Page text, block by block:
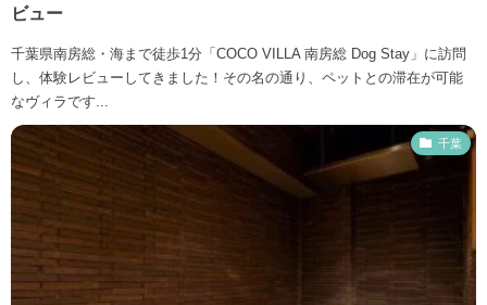
ビュー
千葉県南房総・海まで徒歩1分「COCO VILLA 南房総 Dog Stay」に訪問
し、体験レビューしてきました！その名の通り、ペットとの滞在が可能
なヴィラです...
千葉